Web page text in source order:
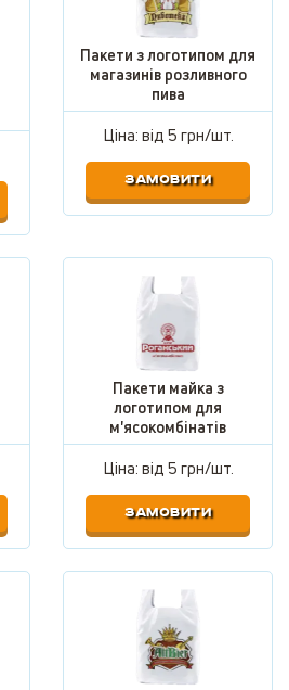
Пакети з логотипом для
магазинів розливного
пива
Ціна: від5 грн/шт.
ЗАМОВИТИ
Пакети майка з
логотипом для
м'ясокомбінатів
Ціна: від5 грн/шт.
ЗАМОВИТИ